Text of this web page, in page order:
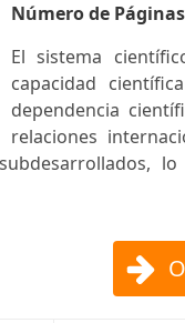
Número de
El sistema
capacidad
dependencia
relaciones